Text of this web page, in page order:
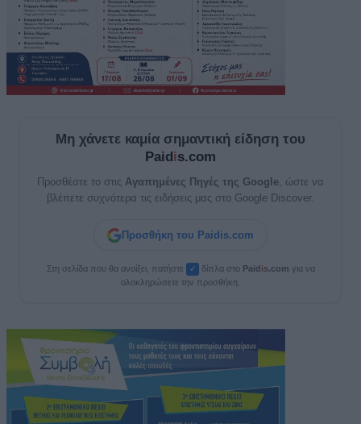
Μη χάνετε καμία σημαντική είδηση του
Paid is.com
Προσθέστε το στις Αγαπημένες Πηγές της Google, ώστε να
βλέπετε συχνότερα τις ειδήσεις μας στο Google Discover.
Προσθήκη του Paidis.com
Στη σελίδα που θα ανοίξει, πατήστε ✓ δίπλα στο Paid is.com για να
ολοκληρώσετε την προσθήκη.